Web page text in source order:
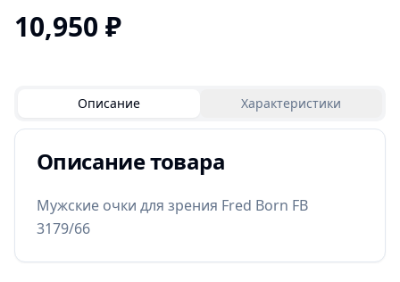
10,950 ₽
Описание Характеристики
Описание товара
Мужские очки для зрения Fred Born FB
3179/66